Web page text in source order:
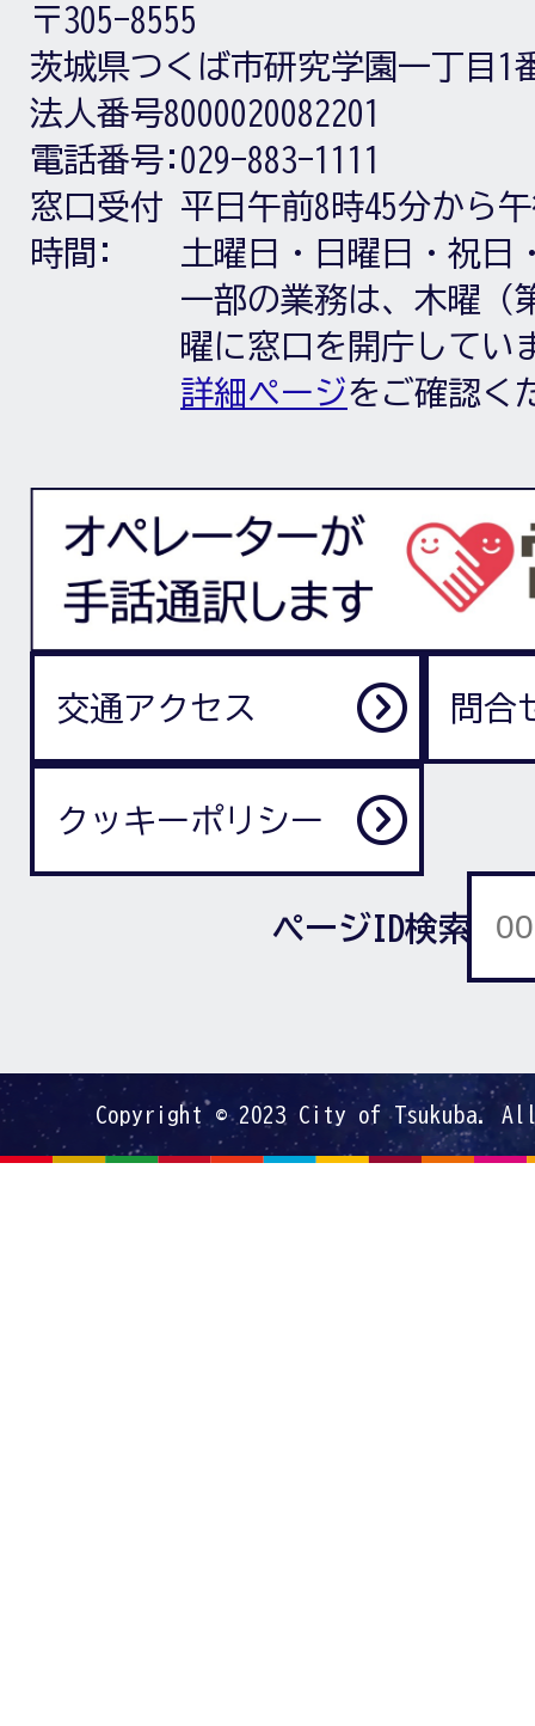
〒305-8555
茨城県つくば市研究学園一丁目1
法人番号8000020082201
電話番号: 029-883-1111
窓口受付
時間:
平日午前8時45分から
土曜日・日曜日・祝日
一部の業務は、木曜（
曜に窓口を開庁してい
詳細ページをご確認く
交通アクセス 問合
クッキーポリシー
ページID検索
Copyright © 2023 City of Tsukuba.